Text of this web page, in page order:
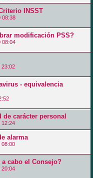
INSST
08:38
modificación PSS?
08:04
23:02
- equivalencia
de carácter personal
12:24
alarma
08:00
cabo el Consejo?
20:04